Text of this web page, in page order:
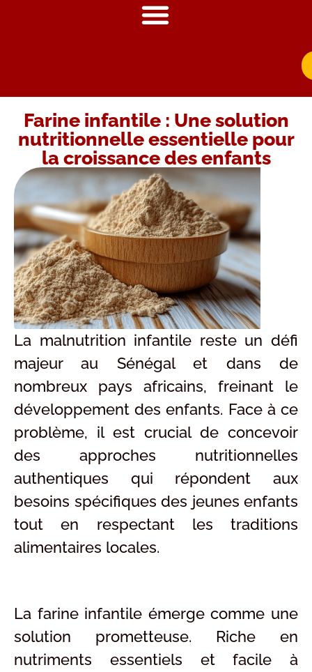
Farine infantile : Une solution
nutritionnelle essentielle pour
la croissance des enfants
La malnutrition infantile reste un défi
majeur au Sénégal et dans de
nombreux pays africains, freinant le
développement des enfants. Face à ce
problème, il est crucial de concevoir
des approches nutritionnelles
authentiques qui répondent aux
besoins spécifiques des jeunes enfants
tout en respectant les traditions
alimentaires locales.
La farine infantile émerge comme une
solution prometteuse. Riche en
nutriments essentiels et facile à